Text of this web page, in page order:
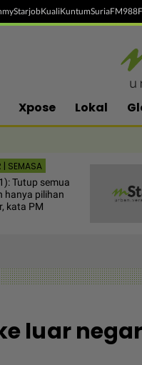
myStarjobKualiKuntumSuriaFM
Xpose Lokal
| SEMASA
Tutup semua
hanya pilihan
kata PM
luar